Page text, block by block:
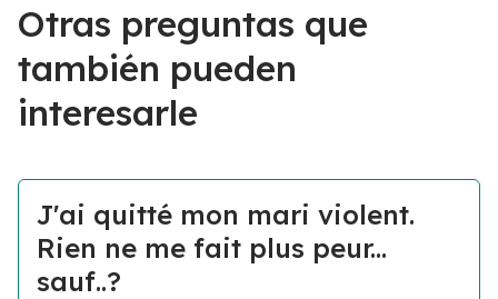
Otras preguntas que
también pueden
interesarle
J'ai quitté mon mari violent.
Rien ne me fait plus peur...
sauf..?